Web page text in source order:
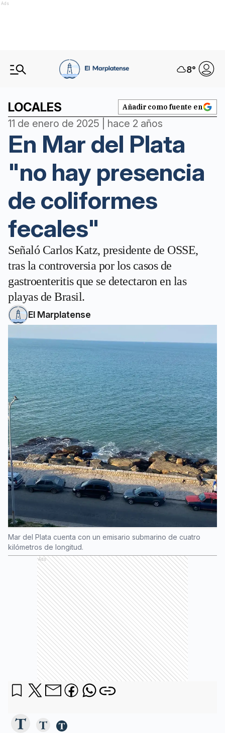
Ads
8°
LOCALES Añadir como fuente en
11 de enero de 2025 | hace 2 años
En Mar del Plata
"no hay presencia
de coliformes
fecales"
Señaló Carlos Katz, presidente de OSSE,
tras la controversia por los casos de
gastroenteritis que se detectaron en las
playas de Brasil.
El Marplatense
Mar del Plata cuenta con un emisario submarino de cuatro
kilómetros de longitud.
Ads